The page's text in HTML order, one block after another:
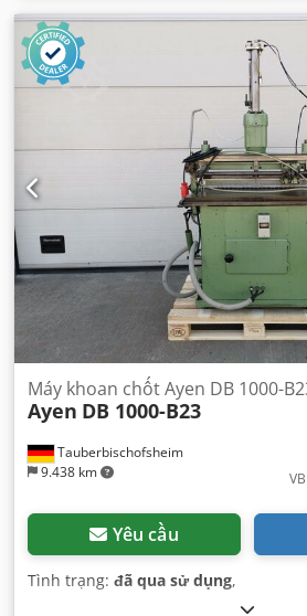
Tauberbischofsheim
9.438 km
Máy khoan chốt Ayen DB 1000-
Ayen DB 1000-B23
Yêu cầu
Tình trạng: đã qua sử dụng,